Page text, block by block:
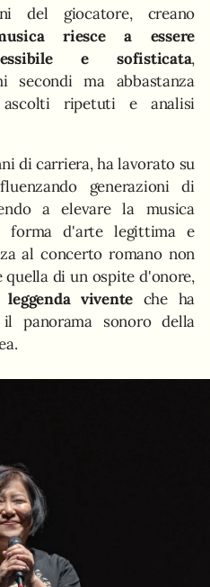
del giocatore, creano
riesce a essere
e sofisticata,
secondi ma abbastanza
ascolti ripetuti e analisi
di carriera, ha lavorato su
generazioni di
a elevare la musica
forma d'arte legittima e
al concerto romano non
di un ospite d'onore,
vivente che ha
panorama sonoro della